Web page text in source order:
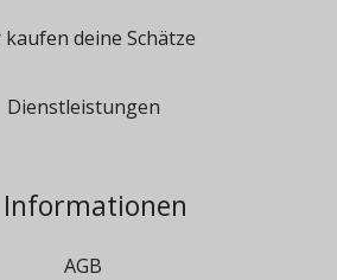
kaufen deine Schätze
Dienstleistungen
Informationen
AGB